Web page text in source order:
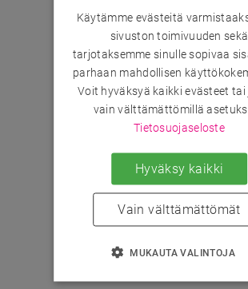
Käytämme evästeitä
sivuston toimivuuden sekä
tarjotaksemme sinulle sopivaa
parhaan mahdollisen
Voit hyväksyä kaikki evästeet
vain välttämättömillä
Tietosuojaseloste
Hyväksy kaikki
Vain välttämättömät
MUKAUTA VALINTOJA